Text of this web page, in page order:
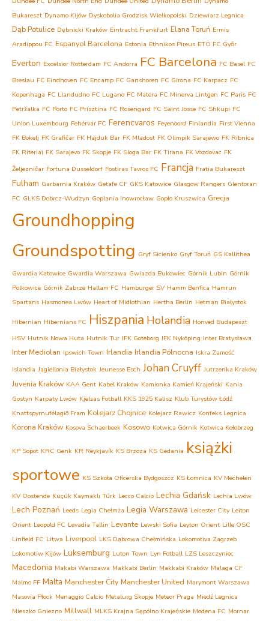
Bukareszt Dynamo Kijów Dyskobolia Grodzisk Wielkopolski Dziewiarz Legnica
Dąb Potulice Dębnicki Kraków Eintracht Frankfurt Elana Toruń Ermis
Aradippou FC Espanyol Barcelona Estonia Ethnikos Pireus ETO FC Győr
Everton Excelsior Rotterdam FC Andorra FC Barcelona FC Basel FC
Breslau FC Eindhoven FC Encamp FC Ganshoren FC Girona FC Karpacz FC
Kopenhaga FC Llandudno FC Lugano FC Matera FC Minerva Lintgen FC Paris FC
Petržalka FC Porto FC Prisztina FC Rosengard FC Saint Josse FC Shkupi FC
Union Luxembourg Fehérvár FC Ferencvaros Feyenoord Finlandia First Vienna
FK Bokelj FK Grafičar FK Hajduk Bar FK Mladost FK Olimpik Sarajewo FK Ribnica
FK Riteriai FK Sarajevo FK Skopje FK Sloga Bar FK Tirana FK Vozdovac FK
Željezničar Fortuna Dusseldorf Fostiras Tavros FC Francja Fratia Bukareszt
Fulham Garbarnia Kraków Getafe CF GKS Katowice Glasgow Rangers Glentoran
FC GLKS Dobrcz-Wudzyn Goplania Inowrocław Gopło Kruszwica Grecja
Groundhopping
Groundspotting Gryf Sicienko Gryf Toruń GS Kallithea
Gwardia Katowice Gwardia Warszawa Gwiazda Bukowiec Górnik Lubin Górnik
Polkowice Górnik Zabrze Hallam FC Hamburger SV Hamm Benfica Hamrun
Spartans Hasmonea Lwów Heart of Midlothian Hertha Berlin Hetman Białystok
Hibernian Hibernians FC Hiszpania Holandia Honved Budapeszt
HSV Hutnik Nowa Huta Hutnik Tur IFK Goteborg IFK Nyköping Inter Bratysława
Inter Mediolan Ipswich Town Irlandia Irlandia Północna Iskra Zamość
Islandia Jagiellonia Białystok Jeunesse Esch Johan Cruyff Jutrzenka Kraków
Juvenia Kraków KAA Gent Kabel Kraków Kamionka Kamień Krajeński Kania
Gostyn Karpaty Lwów Kjelsas Fotball KKS 1925 Kalisz Klub Turystów Łódź
Knattspyrnufélagið Fram Kolejarz Chojnice Kolejarz Rawicz Konfeks Legnica
Korona Kraków Kosova Schaerbeek Kosowo Kotwica Górnik Kotwica Kołobrzeg
KP Sopot KRC Genk KR Reykjavík KS Brzoza KS Gedania książki
sportowe KS Szkoła Oficerska Bydgoszcz KS Łomnica KV Mechelen
KV Oostende Küçük Kaymaklı Türk Lecco Calcio Lechia Gdańsk Lechia Lwów
Lech Poznań Leeds Legia Chełmża Legia Warszawa Leicester City Leiton
Orient Leopold FC Levadia Tallin Levante Lewski Sofia Leyton Orient Lille OSC
Linfield FC Litwa Liverpool LKS Dąbrowa Chełmińska Lokomotiva Zagrzeb
Lokomotiw Kijów Luksemburg Luton Town Lyn Fotball LZS Leszczyniec
Macedonia Makabi Warszawa Makkabi Berlin Makkabi Kraków Malaga CF
Malmo FF Malta Manchester City Manchester United Marymont Warszawa
Masovia Płock Menaggio Calcio Metalurg Skopje Meteor Praga Miedź Legnica
Mieszko Gniezno Millwall MLKS Krajna Sępólno Krajeńskie Modena FC Mornar